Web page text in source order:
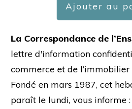
Ajouter au
La Correspondance de
lettre d'information
commerce et de
Fondé en mars 1987, cet
paraît le lundi, vous informe :